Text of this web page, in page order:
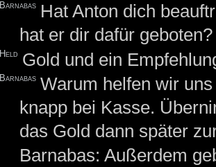
Barnabas Hat Anton dich
hat er dir dafür
Held Gold und ein
Barnabas Warum helfen wir
knapp bei Kasse.
das Gold dann später
Barnabas: Außerdem